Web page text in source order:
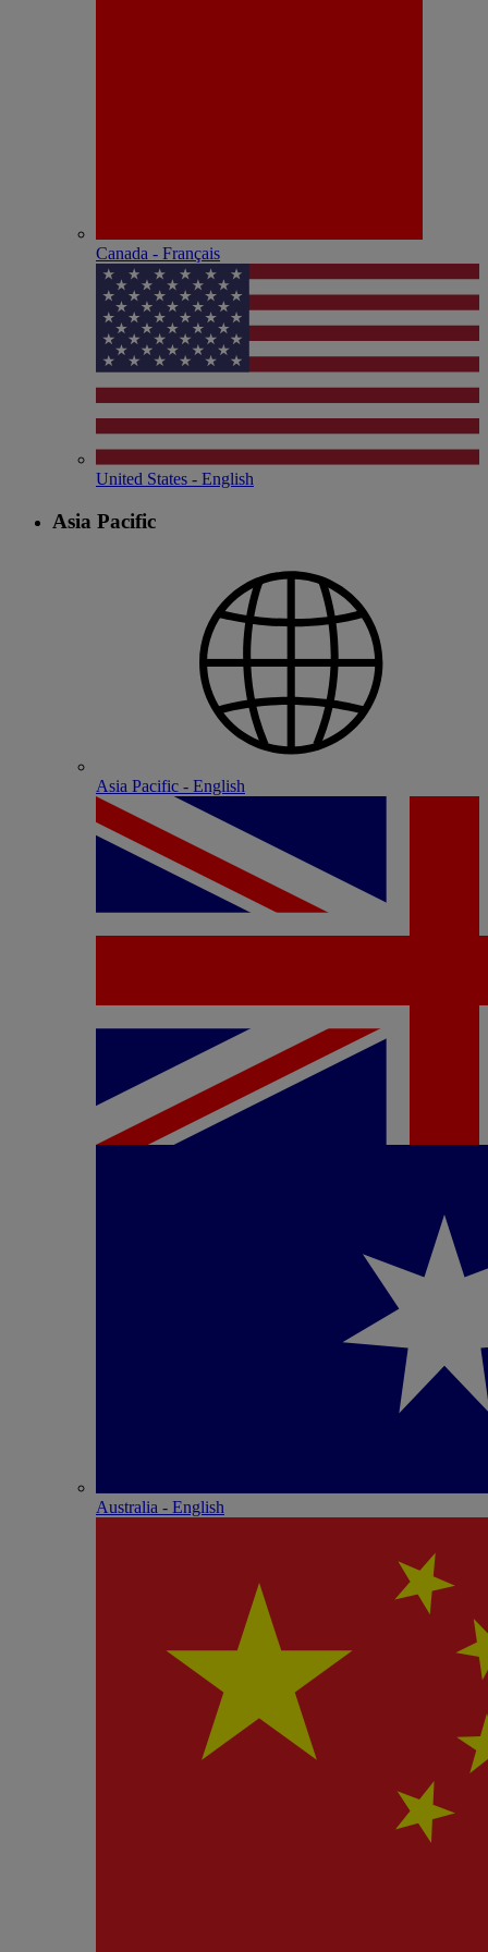
Canada - Français
United States - English
Asia Pacific
Asia Pacific - English
Australia - English